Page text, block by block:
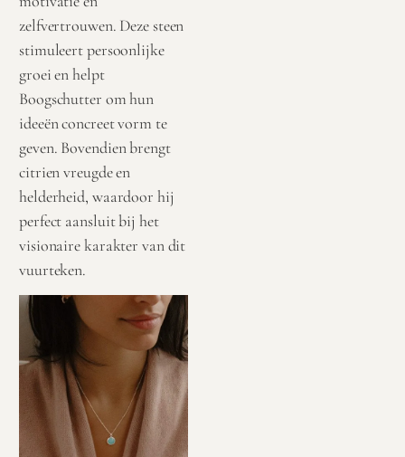
zelfvertrouwen. Deze steen
stimuleert persoonlijke
groei en helpt
Boogschutter om hun
ideeën concreet vorm te
geven. Bovendien brengt
citrien vreugde en
helderheid, waardoor hij
perfect aansluit bij het
visionaire karakter van dit
vuurteken.